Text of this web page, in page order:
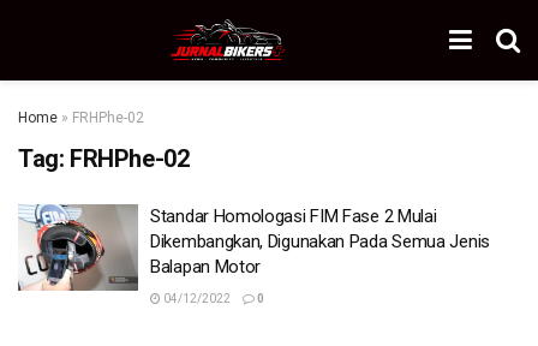
Home » FRHPhe-02
Tag: FRHPhe-02
Standar Homologasi FIM Fase 2 Mulai
Dikembangkan, Digunakan Pada Semua Jenis
Balapan Motor
04/12/2022 0